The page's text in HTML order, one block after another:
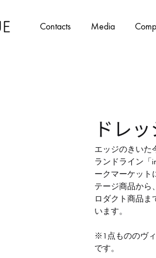
Contacts Media
ドレ
エッジのきいた
ランドライン「
ークマーケット
テージ商品から
ロダクト商品ま
います。
※1点もののヴ
です。